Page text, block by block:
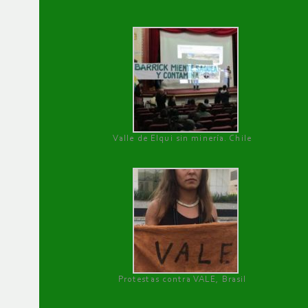
Valle de Elqui sin minería. Chile
Protestas contra VALE, Brasil